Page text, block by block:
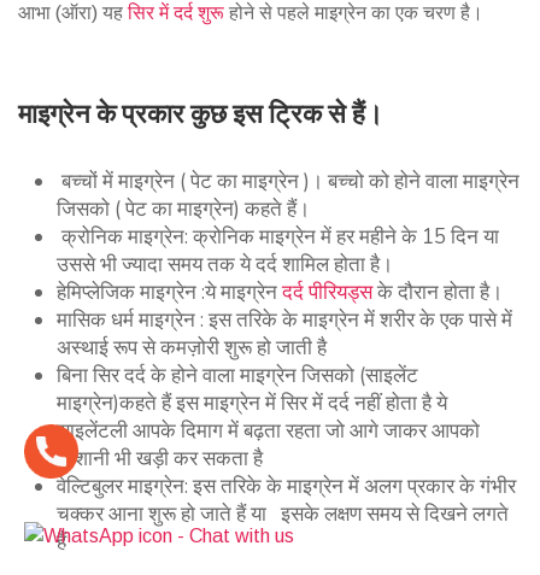
आभा (ऑरा) यहसिर में दर्द शुरू होने से पहले माइग्रेन का एक चरण है।
माइग्रेन के प्रकार कुछ इस ट्रिक से हैं।
बच्चों में माइग्रेन ( पेट का माइग्रेन )। बच्चो को होने वाला माइग्रेन
जिसको ( पेट का माइग्रेन) कहते हैं।
क्रोनिक माइग्रेन: क्रोनिक माइग्रेन में हर महीने के 15 दिन या
उससे भी ज्यादा समय तक ये दर्द शामिल होता है।
हेमिप्लेजिक माइग्रेन :ये माइग्रेनदर्द पीरियड्सके दौरान होता है।
मासिक धर्म माइग्रेन : इस तरिके के माइग्रेन में शरीर के एक पासे में
अस्थाई रूप से कमज़ोरी शुरू हो जाती है
बिना सिर दर्द के होने वाला माइग्रेन जिसको (साइलेंट
माइग्रेन)कहते हैं इस माइग्रेन में सिर में दर्द नहीं होता है ये
साइलेंटली आपके दिमाग में बढ़ता रहता जो आगे जाकर आपको
परेशानी भी खड़ी कर सकता है
वेल्टिबुलर माइग्रेन: इस तरिके के माइग्रेन में अलग प्रकार के गंभीर
चक्कर आना शुरू हो जाते हैं या इसके लक्षण समय से दिखने लगते
हैं